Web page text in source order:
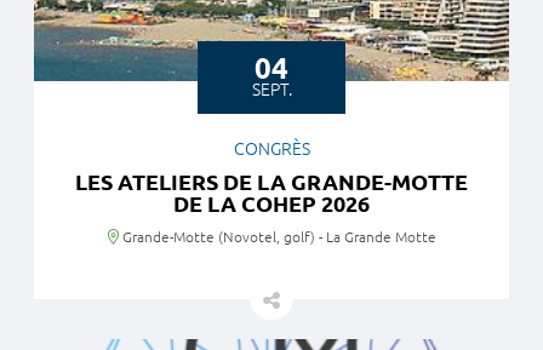
04
SEPT.
CONGRÈS
LES ATELIERS DE LA GRANDE-MOTTE
DE LA COHEP 2026
Lieu
Grande-Motte (Novotel, golf) - La Grande Motte